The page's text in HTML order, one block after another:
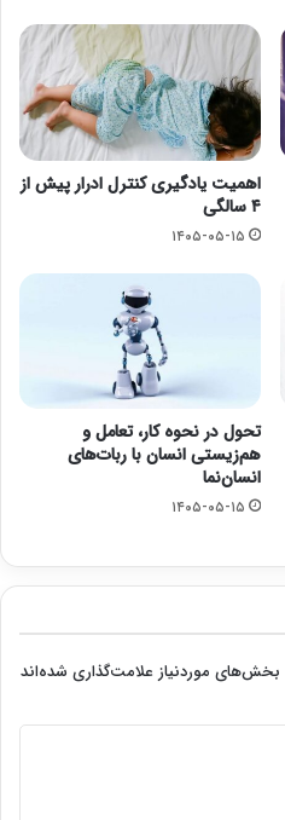
اهمیت یادگیری کنترل ادرار پیش از
۴ سالگی
۱۴۰۵-۰۵-۱۵
تحول در نحوه کار، تعامل و
هم‌زیستی انسان با ربات‌های
انسان‌نما
۱۴۰۵-۰۵-۱۵
بخش‌های موردنیاز علامت‌گذاری شده‌اند